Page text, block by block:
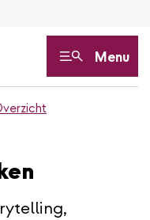
Menu